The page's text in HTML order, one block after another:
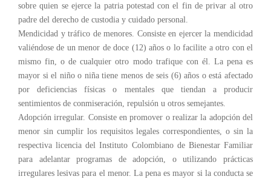
sobre quien se ejerce la patria potestad con el fin de privar al otro
padre del derecho de custodia y cuidado personal.
Mendicidad y tráfico de menores. Consiste en ejercer la mendicidad
valiéndose de un menor de doce (12) años o lo facilite a otro con el
mismo fin, o de cualquier otro modo trafique con él. La pena es
mayor si el niño o niña tiene menos de seis (6) años o está afectado
por deficiencias físicas o mentales que tiendan a producir
sentimientos de conmiseración, repulsión u otros semejantes.
Adopción irregular. Consiste en promover o realizar la adopción del
menor sin cumplir los requisitos legales correspondientes, o sin la
respectiva licencia del Instituto Colombiano de Bienestar Familiar
para adelantar programas de adopción, o utilizando prácticas
irregulares lesivas para el menor. La pena es mayor si la conducta se